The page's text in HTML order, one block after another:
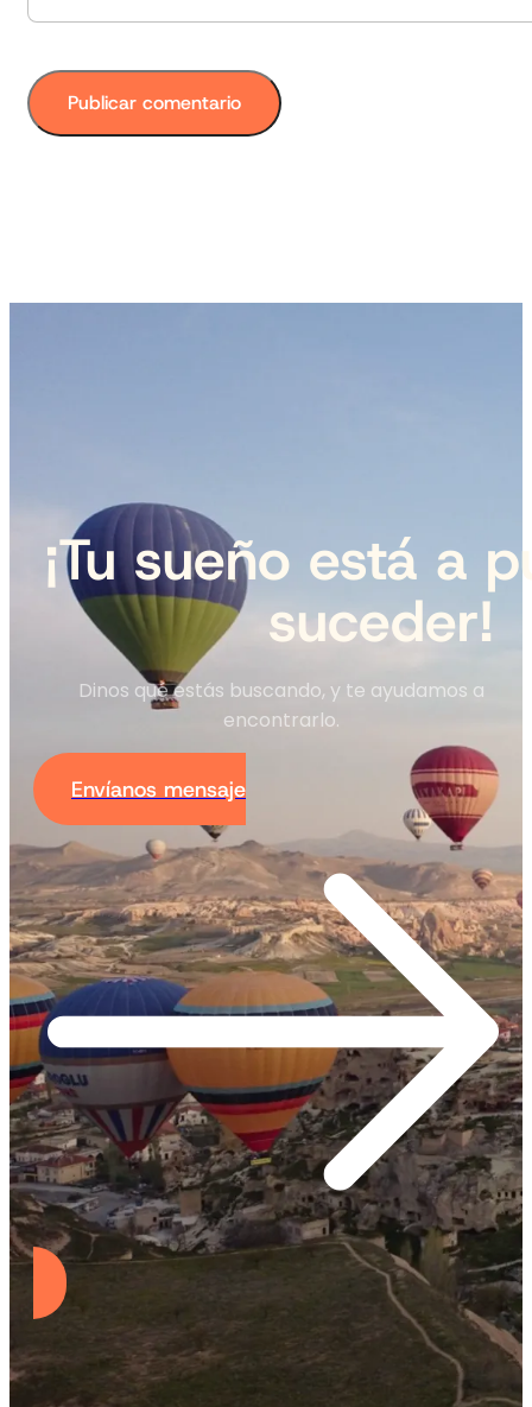
¡Tu sueño está a
suceder!
Dinos qué estás buscando, y te ayudamos a
encontrarlo.
Envíanos mensaje